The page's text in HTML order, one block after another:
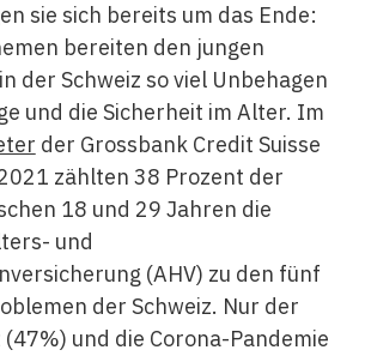
sie sich bereits um das Ende:
bereiten den jungen
der Schweiz so viel Unbehagen
und die Sicherheit im Alter. Im
der Grossbank Credit Suisse
zählten 38 Prozent der
18 und 29 Jahren die
und
(AHV) zu den fünf
der Schweiz. Nur der
und die Corona-Pandemie